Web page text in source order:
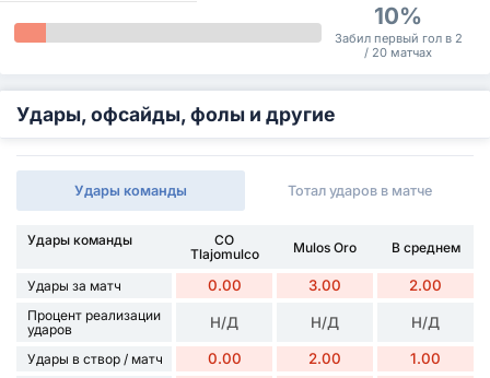
10%
Забил первый гол в 2
/ 20 матчах
Удары, офсайды, фолы и другие
Удары команды Тотал ударов в матче
Удары команды
CO
Tlajomulco
Mulos Oro В среднем
Удары за матч 0.00 3.00 2.00
Процент реализации
ударов
Н/Д Н/Д Н/Д
Удары в створ / матч 0.00 2.00 1.00